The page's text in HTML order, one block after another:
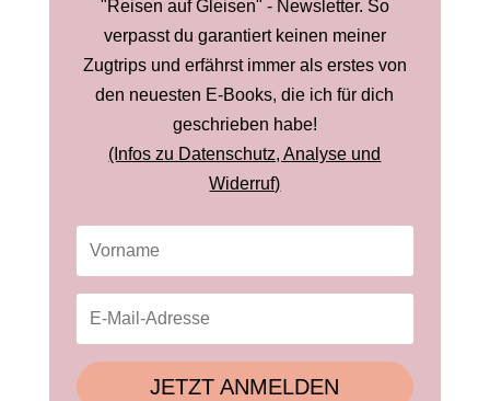
"Reisen auf Gleisen" - Newsletter. So
verpasst du garantiert keinen meiner
Zugtrips und erfährst immer als erstes von
den neuesten E-Books, die ich für dich
geschrieben habe!
(Infos zu Datenschutz, Analyse und
Widerruf)
JETZT ANMELDEN